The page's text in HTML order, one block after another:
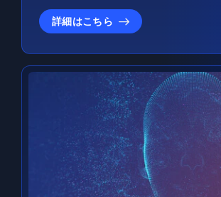
詳細はこちら